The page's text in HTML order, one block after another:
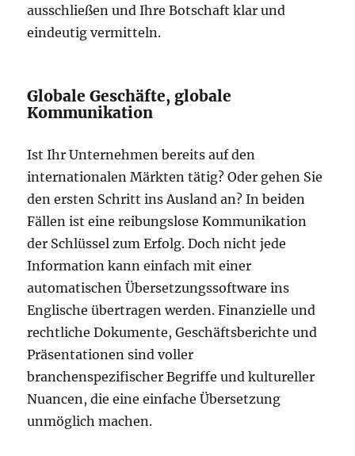
ausschließen und Ihre Botschaft klar und
eindeutig vermitteln.
Globale Geschäfte, globale
Kommunikation
Ist Ihr Unternehmen bereits auf den
internationalen Märkten tätig? Oder gehen Sie
den ersten Schritt ins Ausland an? In beiden
Fällen ist eine reibungslose Kommunikation
der Schlüssel zum Erfolg. Doch nicht jede
Information kann einfach mit einer
automatischen Übersetzungssoftware ins
Englische übertragen werden. Finanzielle und
rechtliche Dokumente, Geschäftsberichte und
Präsentationen sind voller
branchenspezifischer Begriffe und kultureller
Nuancen, die eine einfache Übersetzung
unmöglich machen.